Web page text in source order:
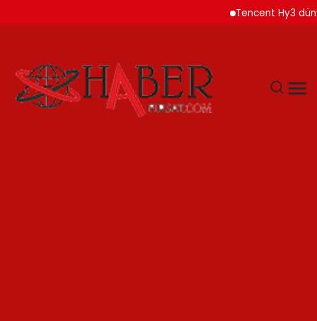
Tencent Hy3 dünya